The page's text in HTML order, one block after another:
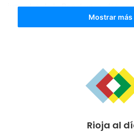
juzgados de lo Penal uno y dos
tecnológicos necesarios.
número tres es una reclamación
con el apoyo de los distintos
Parlamento regional. “Este nuevo
papel a ser una realidad.
Mostrar más
Rioja al